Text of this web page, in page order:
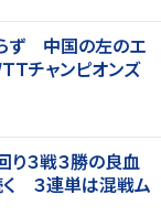
らず 中国の左のエ
Ｔチャンピオンズ
り３戦３勝の良血
３連単は混戦ム